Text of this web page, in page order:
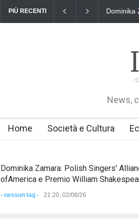
PIÙ RECENTI Dominika
News,
Home Società e Cultura
Dominika Zamara: Polish Singers'
ofAmerica e Premio William
- nessun tag - 21:20, 02/08/26